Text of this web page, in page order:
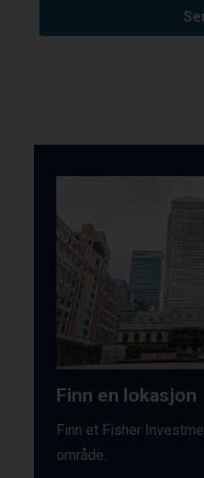
Finn en lokasjon
Finn et Fisher
område.